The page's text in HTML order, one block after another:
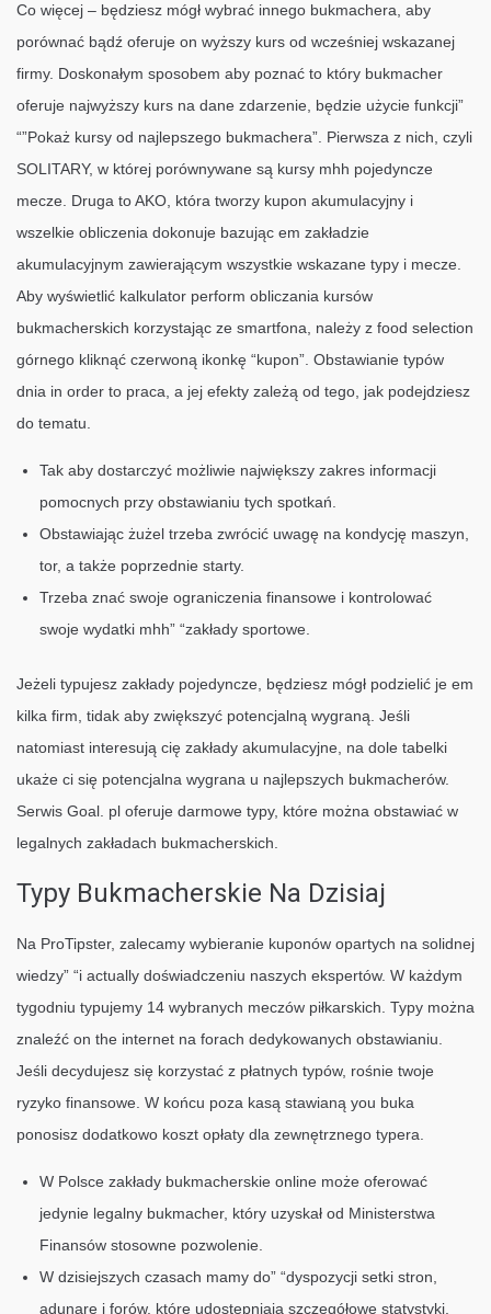
Co więcej – będziesz mógł wybrać innego bukmachera, aby
porównać bądź oferuje on wyższy kurs od wcześniej wskazanej
firmy. Doskonałym sposobem aby poznać to który bukmacher
oferuje najwyższy kurs na dane zdarzenie, będzie użycie funkcji”
“”Pokaż kursy od najlepszego bukmachera”. Pierwsza z nich, czyli
SOLITARY, w której porównywane są kursy mhh pojedyncze
mecze. Druga to AKO, która tworzy kupon akumulacyjny i
wszelkie obliczenia dokonuje bazując em zakładzie
akumulacyjnym zawierającym wszystkie wskazane typy i mecze.
Aby wyświetlić kalkulator perform obliczania kursów
bukmacherskich korzystając ze smartfona, należy z food selection
górnego kliknąć czerwoną ikonkę “kupon”. Obstawianie typów
dnia in order to praca, a jej efekty zależą od tego, jak podejdziesz
do tematu.
Tak aby dostarczyć możliwie największy zakres informacji
pomocnych przy obstawianiu tych spotkań.
Obstawiając żużel trzeba zwrócić uwagę na kondycję maszyn,
tor, a także poprzednie starty.
Trzeba znać swoje ograniczenia finansowe i kontrolować
swoje wydatki mhh” “zakłady sportowe.
Jeżeli typujesz zakłady pojedyncze, będziesz mógł podzielić je em
kilka firm, tidak aby zwiększyć potencjalną wygraną. Jeśli
natomiast interesują cię zakłady akumulacyjne, na dole tabelki
ukaże ci się potencjalna wygrana u najlepszych bukmacherów.
Serwis Goal. pl oferuje darmowe typy, które można obstawiać w
legalnych zakładach bukmacherskich.
Typy Bukmacherskie Na Dzisiaj
Na ProTipster, zalecamy wybieranie kuponów opartych na solidnej
wiedzy” “i actually doświadczeniu naszych ekspertów. W każdym
tygodniu typujemy 14 wybranych meczów piłkarskich. Typy można
znaleźć on the internet na forach dedykowanych obstawianiu.
Jeśli decydujesz się korzystać z płatnych typów, rośnie twoje
ryzyko finansowe. W końcu poza kasą stawianą you buka
ponosisz dodatkowo koszt opłaty dla zewnętrznego typera.
W Polsce zakłady bukmacherskie online może oferować
jedynie legalny bukmacher, który uzyskał od Ministerstwa
Finansów stosowne pozwolenie.
W dzisiejszych czasach mamy do” “dyspozycji setki stron,
adunare i forów, które udostępniają szczegółowe statystyki,